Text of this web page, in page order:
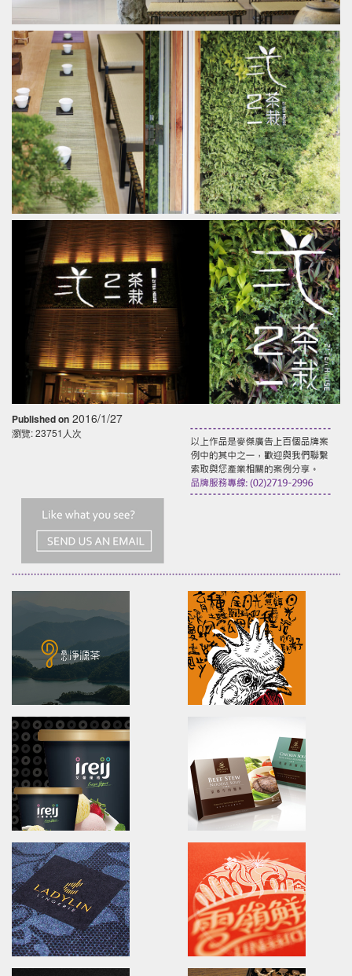
Published on 2016/1/27
瀏覽: 23751人次
Ching Yuan tea
brand identity/logo design/packaging
慈心淨源茶/品牌探索.識別/包裝設計/網頁設計
U-need Chicken
Poster.Branding.packaging.
立瑞畜產/雲嶺鮮雞/產品形象/海報